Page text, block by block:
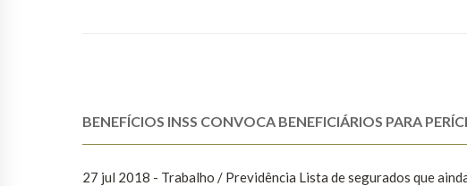
BENEFÍCIOS INSS CONVOCA BENEFICIÁRIOS PARA
27 jul 2018 - Trabalho / Previdência Lista de segurados que